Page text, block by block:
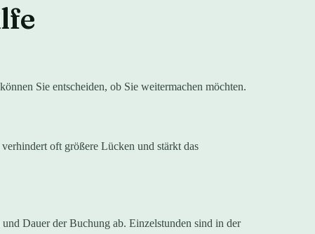
Sie entscheiden, ob Sie weitermachen möchten.
oft größere Lücken und stärkt das
Dauer der Buchung ab. Einzelstunden sind in der